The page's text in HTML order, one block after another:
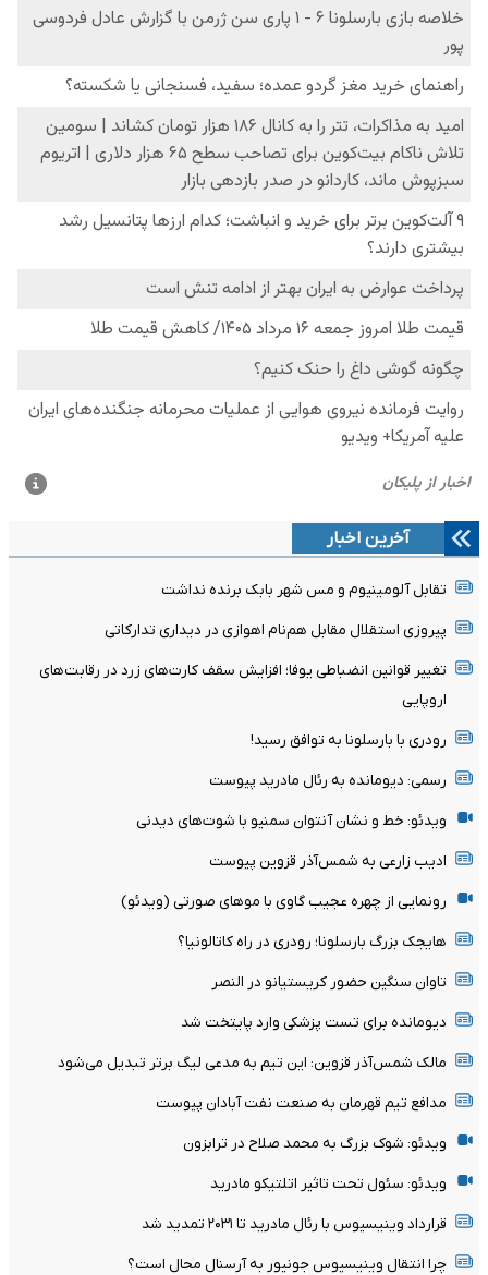
آخرین اخبار
تقابل آلومینیوم و مس شهر بابک برنده نداشت
پیروزی استقلال مقابل هم‌نام اهوازی در دیداری تدارکاتی
تغییر قوانین انضباطی یوفا؛ افزایش سقف کارت‌های زرد در رقابت‌های
اروپایی
رودری با بارسلونا به توافق رسید!
رسمی: دیومانده به رئال مادرید پیوست
ویدئو: خط و نشان آنتوان سمنیو با شوت‌های دیدنی
ادیب زارعی به شمس‌آذر قزوین پیوست
رونمایی از چهره عجیب گاوی با موهای صورتی (ویدئو)
هایجک بزرگ بارسلونا؛ رودری در راه کاتالونیا؟
تاوان سنگین حضور کریستیانو در النصر
دیومانده برای تست پزشکی وارد پایتخت شد
مالک شمس‌آذر قزوین: این تیم به مدعی لیگ برتر تبدیل می‌شود
مدافع تیم قهرمان به صنعت نفت آبادان پیوست
ویدئو: شوک بزرگ به محمد صلاح در ترابزون
ویدئو: سئول تحت تاثیر اتلتیکو مادرید
قرارداد وینیسیوس با رئال مادرید تا ۲۰۳۱ تمدید شد
چرا انتقال وینیسیوس جونیور به آرسنال محال است؟